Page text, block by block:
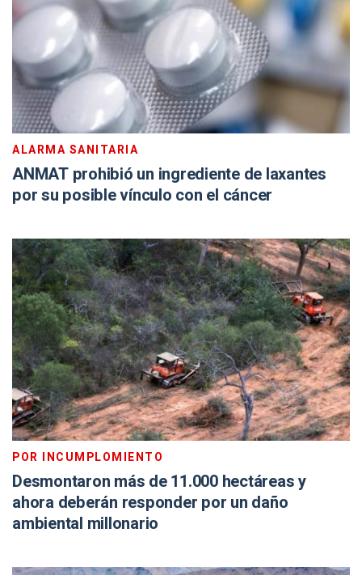
ALARMA SANITARIA
ANMAT prohibió un ingrediente de laxantes
por su posible vínculo con el cáncer
POR INCUMPLOMIENTO
Desmontaron más de 11.000 hectáreas y
ahora deberán responder por un daño
ambiental millonario